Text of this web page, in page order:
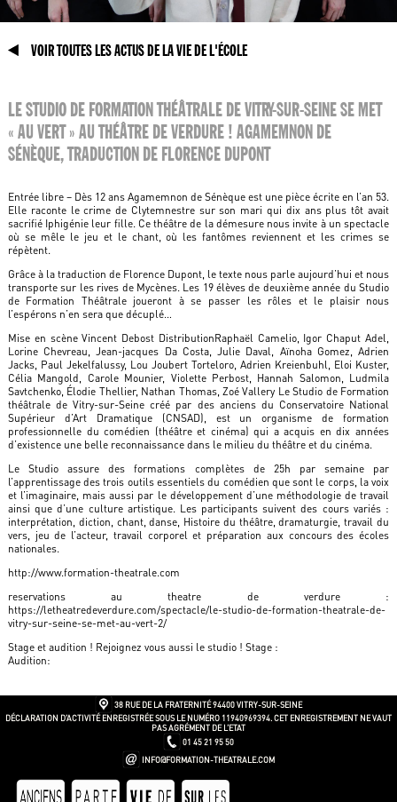
VOIR TOUTES LES ACTUS DE LA VIE DE L'ÉCOLE
LE STUDIO DE FORMATION THÉÂTRALE DE VITRY-SUR-SEINE SE MET
« AU VERT » AU THÉÂTRE DE VERDURE ! AGAMEMNON DE
SÉNÈQUE, TRADUCTION DE FLORENCE DUPONT
Entrée libre – Dès 12 ans Agamemnon de Sénèque est une pièce écrite en l’an 53.
Elle raconte le crime de Clytemnestre sur son mari qui dix ans plus tôt avait
sacrifié Iphigénie leur fille. Ce théâtre de la démesure nous invite à un spectacle
où se mêle le jeu et le chant, où les fantômes reviennent et les crimes se
répètent.
Grâce à la traduction de Florence Dupont, le texte nous parle aujourd’hui et nous
transporte sur les rives de Mycènes. Les 19 élèves de deuxième année du Studio
de Formation Théâtrale joueront à se passer les rôles et le plaisir nous
l’espérons n’en sera que décuplé…
Mise en scène Vincent Debost DistributionRaphaël Camelio, Igor Chaput Adel,
Lorine Chevreau, Jean-jacques Da Costa, Julie Daval, Aïnoha Gomez, Adrien
Jacks, Paul Jekelfalussy, Lou Joubert Torteloro, Adrien Kreienbuhl, Eloi Kuster,
Célia Mangold, Carole Mounier, Violette Perbost, Hannah Salomon, Ludmila
Savtchenko, Élodie Thellier, Nathan Thomas, Zoé Vallery Le Studio de Formation
théâtrale de Vitry-sur-Seine créé par des anciens du Conservatoire National
Supérieur d’Art Dramatique (CNSAD), est un organisme de formation
professionnelle du comédien (théâtre et cinéma) qui a acquis en dix années
d’existence une belle reconnaissance dans le milieu du théâtre et du cinéma.
Le Studio assure des formations complètes de 25h par semaine par
l’apprentissage des trois outils essentiels du comédien que sont le corps, la voix
et l’imaginaire, mais aussi par le développement d’une méthodologie de travail
ainsi que d’une culture artistique. Les participants suivent des cours variés :
interprétation, diction, chant, danse, Histoire du théâtre, dramaturgie, travail du
vers, jeu de l’acteur, travail corporel et préparation aux concours des écoles
nationales.
http://www.formation-theatrale.com
reservations au theatre de verdure :
https://letheatredeverdure.com/spectacle/le-studio-de-formation-theatrale-de-
vitry-sur-seine-se-met-au-vert-2/
Stage et audition ! Rejoignez vous aussi le studio ! Stage :
Audition:
38 RUE DE LA FRATERNITÉ94400 VITRY-SUR-SEINE
DÉCLARATION D’ACTIVITÉ ENREGISTRÉE SOUS LE NUMÉRO 11940969394. CET ENREGISTREMENT NE VAUT
PAS AGRÉMENT DE L’ETAT
01 45 21 95 50
INFO@FORMATION-THEATRALE.COM